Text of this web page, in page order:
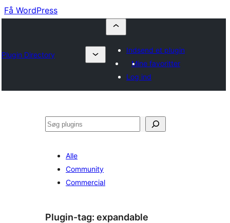
Få WordPress
Plugin Directory
Indsend et plugin
Mine favoritter
Log ind
Søg
Alle
Community
Commercial
Plugin-tag: expandable